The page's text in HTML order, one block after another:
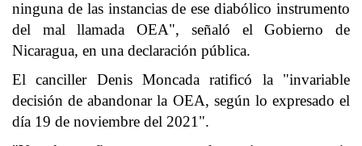
ninguna de las instancias de ese diabólico instrumento
del mal llamada OEA", señaló el Gobierno de
Nicaragua, en una declaración pública.
El canciller Denis Moncada ratificó la "invariable
decisión de abandonar la OEA, según lo expresado el
día 19 de noviembre del 2021".